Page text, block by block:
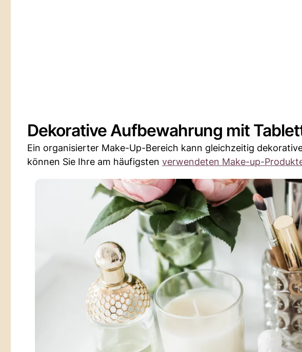
Dekorative Aufbewahrung mit
Ein organisierter Make-Up-Bereich kann gleichzeitig
können Sie Ihre am häufigsten verwendeten Make-up-